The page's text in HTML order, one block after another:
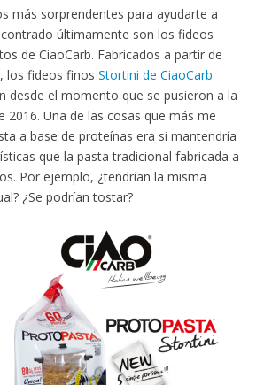
más sorprendentes para ayudarte a
últimamente son los fideos
de CiaoCarb. Fabricados a partir de
los fideos finos Stortini de CiaoCarb
desde el momento que se pusieron a la
2016. Una de las cosas que más me
a base de proteínas era si mantendría
que la pasta tradicional fabricada a
Por ejemplo, ¿tendrían la misma
¿Se podrían tostar?